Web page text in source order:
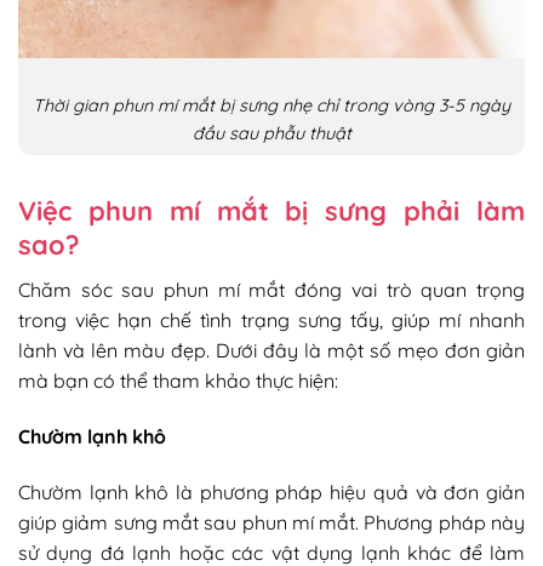
Thời gian phun mí mắt bị sưng nhẹ chỉ trong vòng 3-5 ngày
đầu sau phẫu thuật
Việc phun mí mắt bị sưng phải làm
sao?
Chăm sóc sau phun mí mắt đóng vai trò quan trọng
trong việc hạn chế tình trạng sưng tấy, giúp mí nhanh
lành và lên màu đẹp. Dưới đây là một số mẹo đơn giản
mà bạn có thể tham khảo thực hiện:
Chườm lạnh khô
Chườm lạnh khô là phương pháp hiệu quả và đơn giản
giúp giảm sưng mắt sau phun mí mắt. Phương pháp này
sử dụng đá lạnh hoặc các vật dụng lạnh khác để làm